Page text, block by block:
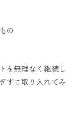
の
を無理なく継続し
ずに取り入れてみ